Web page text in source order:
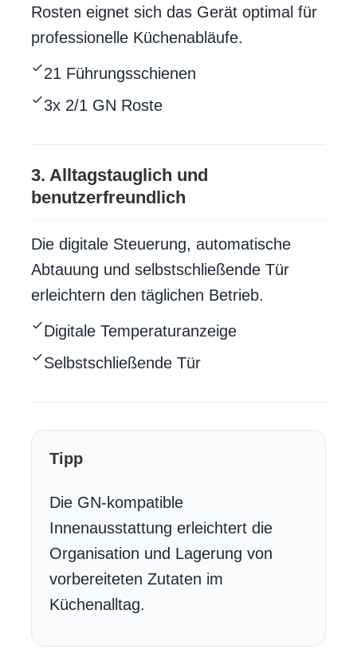
Rosten eignet sich das Gerät optimal für
professionelle Küchenabläufe.
21 Führungsschienen
3x 2/1 GN Roste
3. Alltagstauglich und
benutzerfreundlich
Die digitale Steuerung, automatische
Abtauung und selbstschließende Tür
erleichtern den täglichen Betrieb.
Digitale Temperaturanzeige
Selbstschließende Tür
Tipp
Die GN-kompatible
Innenausstattung erleichtert die
Organisation und Lagerung von
vorbereiteten Zutaten im
Küchenalltag.